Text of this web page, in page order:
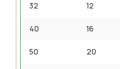
32 12
40 16
50 20